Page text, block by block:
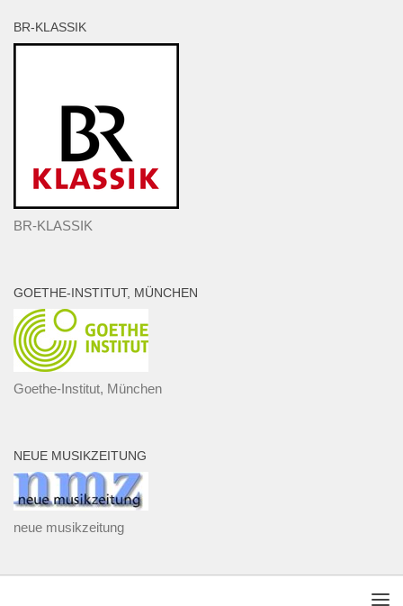
BR-KLASSIK
BR-KLASSIK
GOETHE-INSTITUT, MÜNCHEN
Goethe-Institut, München
NEUE MUSIKZEITUNG
neue musikzeitung